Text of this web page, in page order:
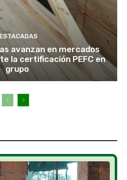
avanzan en mercados
la certificación PEFC en
grupo